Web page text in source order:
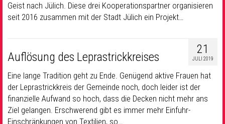
Geist nach Jülich. Diese drei Kooperationspartner organisieren
seit 2016 zusammen mit der Stadt Jülich ein Projekt…
21
JULI 2019
Auflösung des Leprastrickkreises
Eine lange Tradition geht zu Ende. Genügend aktive Frauen hat
der Leprastrickkreis der Gemeinde noch, doch leider ist der
finanzielle Aufwand so hoch, dass die Decken nicht mehr ans
Ziel gelangen. Erschwerend gibt es immer mehr Einfuhr-
Einschränkungen von Textilien, so…